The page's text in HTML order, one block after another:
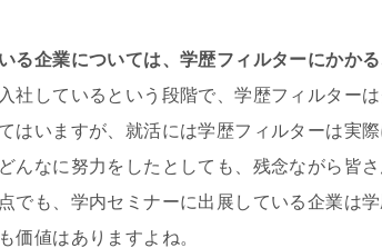
る企業については、学歴フィルターにかか
社しているという段階で、学歴フィルター
はいますが、就活には学歴フィルターは実際
んなに努力をしたとしても、残念ながら皆
でも、学内セミナーに出展している企業は
価値はありますよね。